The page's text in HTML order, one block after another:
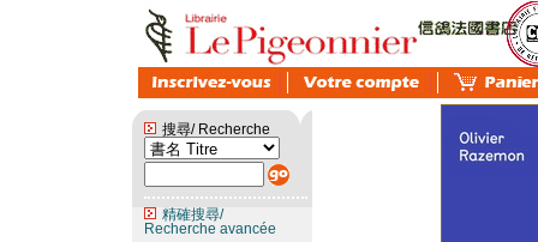
搜尋/ Recherche
精確搜尋/
Recherche avancée